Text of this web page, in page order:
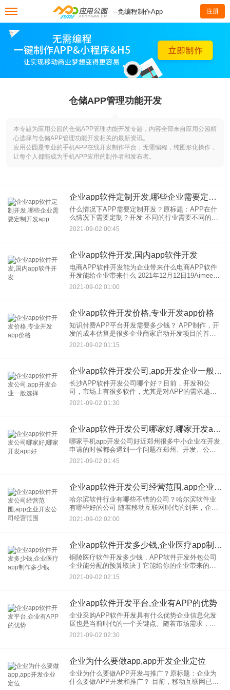
--免编程制作App 注册
仓储APP管理功能开发
本专题为应用公园的仓储APP管理功能开发专题，内容全部来自应用公园精
心选择与仓储APP管理功能开发相关的最新资讯。
应用公园是专业的手机APP在线开发制作平台，无需编程，纯图形化操作，
让每个人都能成为手机APP应用的制作者和发布者。
企业app软件定制开发,哪些企业需要定制开发app
什么情况下APP需要定制开发？原标题：APP在什
么情况下需要定制？开发 不同的行业需要不同的
app，对app软件的功能要求也不同。但是，模板开
发，一款市面上流行的软件，可以满足企业用户的
2021-09-02 00:45
企业app软件开发,国内app软件开发
电商APP软件开发能为企业带来什么电商APP软件
开发能给企业带来什么 2021年12月12日19Aimee分
类：APP定制，开发 电商APP开发能给企业？带来
什么随着智能终端的普及，电商
2021-09-02 01:00
企业app软件开发价格,专业开发app价格
知识付费APP平台开发需要多少钱？ APP制作，开
发的成本估算是很多企业商家启动开发项目的首要
考虑，因为一个项目的开发也需要考虑成本效益的
评估。无论你是建造自己的开发还是雇佣专业的外
2021-09-02 01:15
企业app软件开发公司,app开发企业一般选择
长沙APP软件开发公司哪个好？目前，开发和公
司，市场上有很多软件，尤其是对APP的需求越来
越大，这使得公司，开发的软件蓬勃发展。那么如
何在开发公司，开发公司？找到可靠的软件呢 APP
2021-09-02 01:30
企业app软件开发公司哪家好,哪家开发app好
哪家手机app开发公司好近郑州很多中小企业在开发
申请的时候都会遇到一个问题在郑州、开发、公
司？申请哪个更好在开发、价格？申请郑州app软件
哪个更好其实在公司，中小APP软件普遍接受中小
2021-09-02 01:45
企业app软件开发公司经营范围,app企业开发公司经营范围
哈尔滨软件行业有哪些不错的公司？哈尔滨软件业
有哪些好的公司 随着移动互联网时代的到来，企业
通过向企业引进新技术，加快了转型步伐，在竞争
激烈的市场环境下，企业应该通过开发独特应用，
2021-09-02 02:00
企业app软件开发多少钱,企业医疗app制作多少钱
铜陵医疗软件开发多少钱，APP软件开发外包公司
企业能分配的预算取决于它能给你的企业带来的利
润、优势或价值同时，分配一些额定预算是必要
的，因为一旦开发开始，就会出现更多的想法，这
2021-09-02 02:15
企业app软件开发平台,企业有APP的优势
企业采购APP软件开发具有什么优势企业信息化发
展也是当前时代的一个关键点。随着市场需求，企
业采购APP软件开发应运而生，在企业打造综合采
2021-09-02 02:30
企业为什么要做app,app开发企业定位
企业为什么要做APP开发与推广？原标题：企业为
什么要做APP开发和推广？ 目前，移动互联网已经